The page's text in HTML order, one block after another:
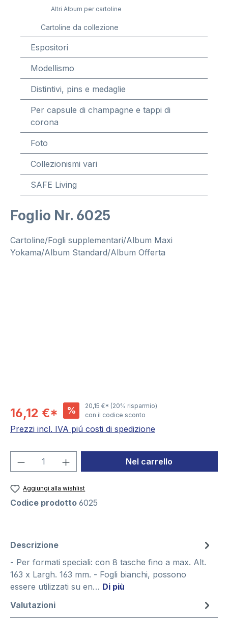
Altri Album per cartoline
Cartoline da collezione
Espositori
Modellismo
Distintivi, pins e medaglie
Per capsule di champagne e tappi di
corona
Foto
Collezionismi vari
SAFE Living
Foglio Nr. 6025
Cartoline/Fogli supplementari/Album Maxi
Yokama/Album Standard/Album Offerta
16,12 €* % 20,15 €* (20% risparmio)
con il codice sconto
Prezzi incl. IVA piú costi di spedizione
Quantità del prodotto: inserisci la
Nel carrello
Aggiungi alla wishlist
Codice prodotto 6025
Descrizione
- Per formati speciali: con 8 tasche fino a max. Alt.
163 x Largh. 163 mm. - Fogli bianchi, possono
essere utilizzati su en… Di più
Valutazioni